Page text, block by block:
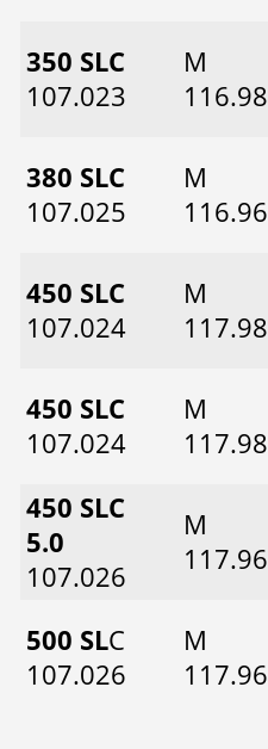
350 SLC
107.023
M
380 SLC
107.025
M
450 SLC
107.024
M
450 SLC
107.024
M
450 SLC
5.0
107.026
M
500 SLC
107.026
M